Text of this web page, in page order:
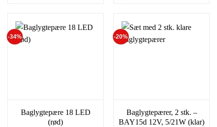
-34%
Baglygtepære 18 LED
(rød)
-20%
Baglygtepærer, 2 stk. –
BAY15d 12V, 5/21W (klar)